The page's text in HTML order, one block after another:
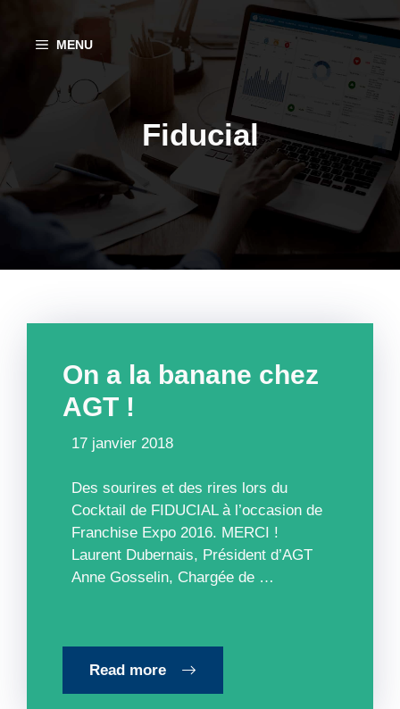
contenu
MENU
Fiducial
On a la banane chez
AGT !
17 janvier 2018
Des sourires et des rires lors du
Cocktail de FIDUCIAL à l’occasion de
Franchise Expo 2016. MERCI !
Laurent Dubernais, Président d’AGT
Anne Gosselin, Chargée de …
Read more